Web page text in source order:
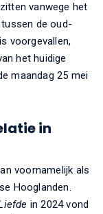
vanwege het
de oud-
voorgevallen,
het huidige
maandag 25 mei
in
voornamelijk als
Hooglanden.
in 2024 vond